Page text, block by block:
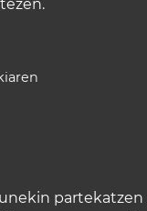
partekatzen